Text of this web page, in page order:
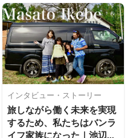
インタビュー・ストーリー
旅しながら働く未来を実現
するため、私たちはバンラ
イフ家族になった｜池辺政